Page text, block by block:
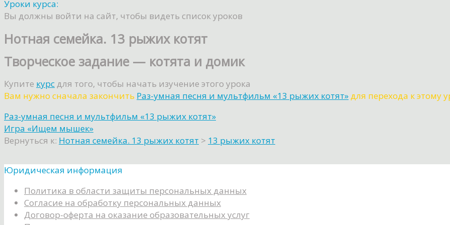
Уроки курса:
Вы должны войти на сайт, чтобы видеть список уроков
Нотная семейка. 13 рыжих котят
Творческое задание — котята и домик
Купите курс для того, чтобы начать изучение этого урока
Вам нужно сначала закончить Раз-умная песня и мультфильм «13 рыжих котят»для перехода к этому
Раз-умная песня и мультфильм «13 рыжих котят»
Игра «Ищем мышек»
Вернуться к: Нотная семейка. 13 рыжих котят > 13 рыжих котят
Юридическая информация
Политика в области защиты персональных данных
Согласие на обработку персональных данных
Договор-оферта на оказание образовательных услуг